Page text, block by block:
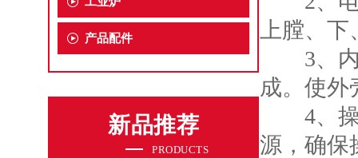
产品配件
新品推荐
PRODUCTS
上膛、
3、内
成。使外
4、操
源，确保